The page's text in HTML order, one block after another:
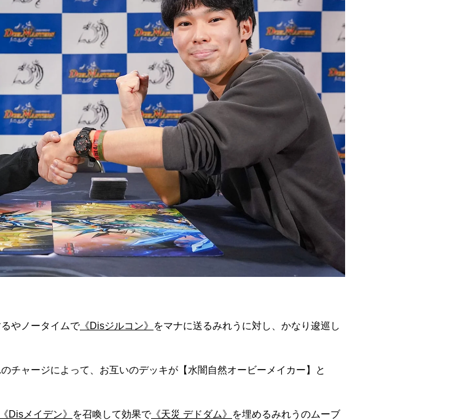
やノータイムで《Disジルコン》
をマナに送るみれうに対し、かなり逡巡し
チャージによって、お互いのデッキが【水闇自然オービーメイカー】と
《Disメイデン》 を召喚して効果で《天災 デドダム》
を埋めるみれうのムーブ